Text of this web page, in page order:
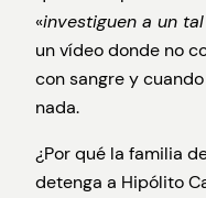
«investiguen a un
un vídeo donde no
con sangre y
nada.
¿Por qué la familia
detenga a Hipólito